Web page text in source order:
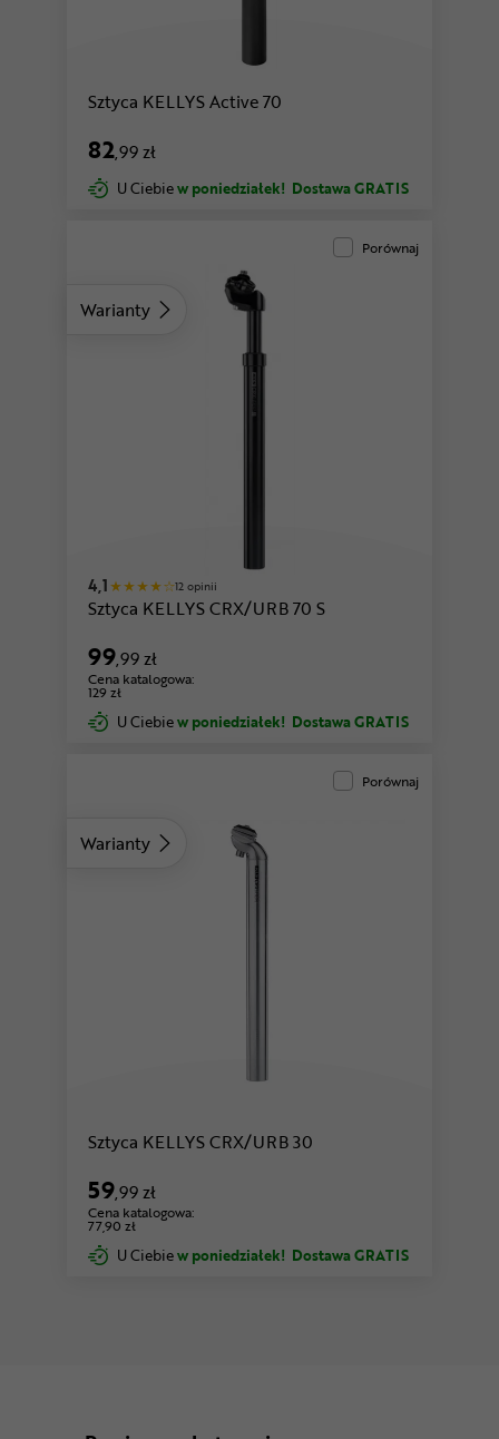
Sztyca KELLYS Active 70
82,99 zł
U Ciebiew poniedziałek! Dostawa GRATIS
Warianty
Porównaj
4,1 12 opinii
Sztyca KELLYS CRX/URB 70 S
99,99 zł
Cena katalogowa:
129 zł
U Ciebiew poniedziałek! Dostawa GRATIS
Warianty
Porównaj
Sztyca KELLYS CRX/URB 30
59,99 zł
Cena katalogowa:
77,90 zł
U Ciebiew poniedziałek! Dostawa GRATIS